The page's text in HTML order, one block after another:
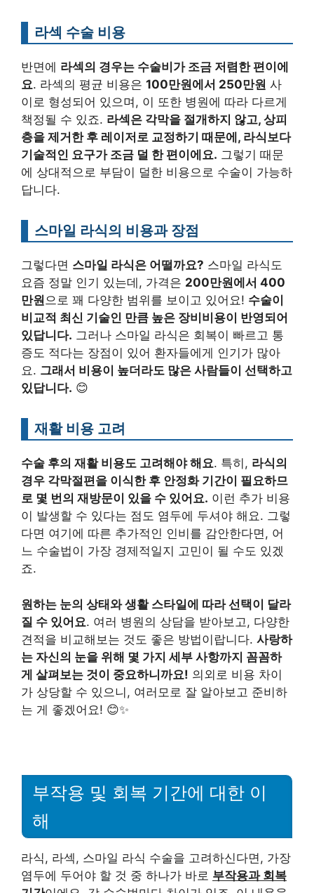
라섹 수술 비용
반면에 라섹의 경우는 수술비가 조금 저렴한 편이에
요. 라섹의 평균 비용은 100만원에서 250만원 사
이로 형성되어 있으며, 이 또한 병원에 따라 다르게
책정될 수 있죠. 라섹은 각막을 절개하지 않고, 상피
층을 제거한 후 레이저로 교정하기 때문에, 라식보다
기술적인 요구가 조금 덜 한 편이에요. 그렇기 때문
에 상대적으로 부담이 덜한 비용으로 수술이 가능하
답니다.
스마일 라식의 비용과 장점
그렇다면 스마일 라식은 어떨까요? 스마일 라식도
요즘 정말 인기 있는데, 가격은 200만원에서 400
만원으로 꽤 다양한 범위를 보이고 있어요! 수술이
비교적 최신 기술인 만큼 높은 장비비용이 반영되어
있답니다. 그러나 스마일 라식은 회복이 빠르고 통
증도 적다는 장점이 있어 환자들에게 인기가 많아
요. 그래서 비용이 높더라도 많은 사람들이 선택하고
있답니다. 😊
재활 비용 고려
수술 후의 재활 비용도 고려해야 해요. 특히, 라식의
경우 각막절편을 이식한 후 안정화 기간이 필요하므
로 몇 번의 재방문이 있을 수 있어요. 이런 추가 비용
이 발생할 수 있다는 점도 염두에 두셔야 해요. 그렇
다면 여기에 따른 추가적인 인비를 감안한다면, 어
느 수술법이 가장 경제적일지 고민이 될 수도 있겠
죠.
원하는 눈의 상태와 생활 스타일에 따라 선택이 달라
질 수 있어요. 여러 병원의 상담을 받아보고, 다양한
견적을 비교해보는 것도 좋은 방법이랍니다. 사랑하
는 자신의 눈을 위해 몇 가지 세부 사항까지 꼼꼼하
게 살펴보는 것이 중요하니까요! 의외로 비용 차이
가 상당할 수 있으니, 여러모로 잘 알아보고 준비하
는 게 좋겠어요! 😊✨
부작용 및 회복 기간에 대한 이
해
라식, 라섹, 스마일 라식 수술을 고려하신다면, 가장
염두에 두어야 할 것 중 하나가 바로 부작용과 회복